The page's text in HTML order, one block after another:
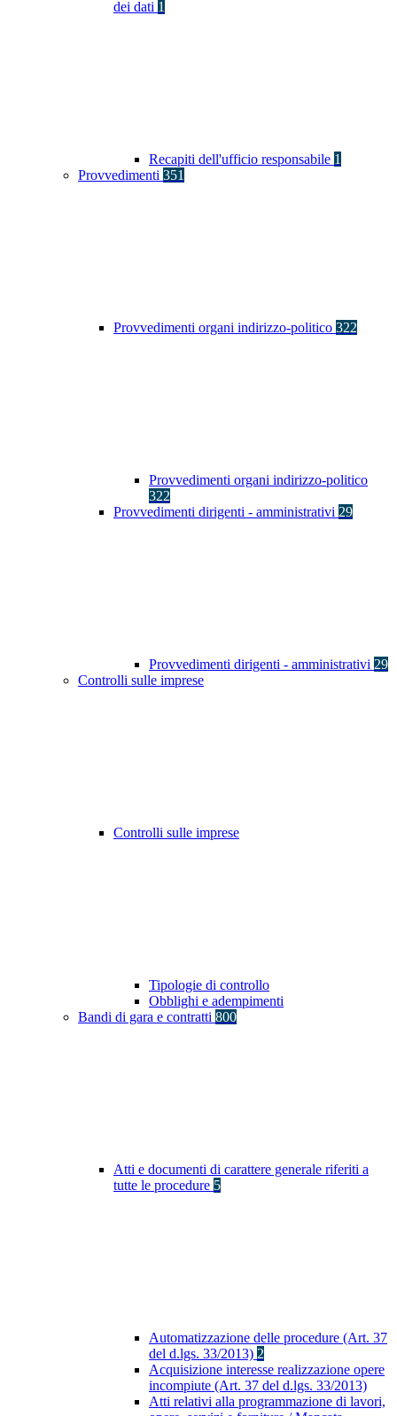
dei dati 1
Recapiti dell'ufficio responsabile 1
Provvedimenti 351
Provvedimenti organi indirizzo-politico 322
Provvedimenti organi indirizzo-politico
322
Provvedimenti dirigenti - amministrativi 29
Provvedimenti dirigenti - amministrativi 29
Controlli sulle imprese
Controlli sulle imprese
Tipologie di controllo
Obblighi e adempimenti
Bandi di gara e contratti 800
Atti e documenti di carattere generale riferiti a
tutte le procedure 5
Automatizzazione delle procedure (Art. 37
del d.lgs. 33/2013) 2
Acquisizione interesse realizzazione opere
incompiute (Art. 37 del d.lgs. 33/2013)
Atti relativi alla programmazione di lavori,